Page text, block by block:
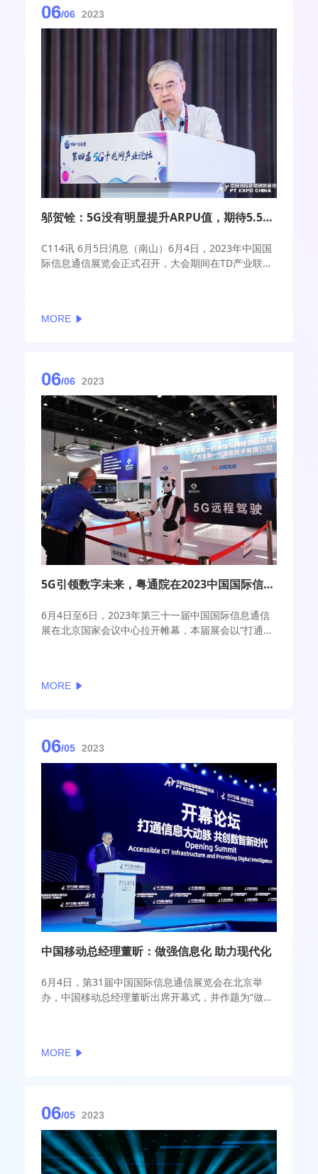
06/06 2023
邬贺铨：5G没有明显提升ARPU值，期待5.5G破局
C114讯 6月5日消息（南山）6月4日，2023年中国国
际信息通信展览会正式召开，大会期间在TD产业联盟
宽带速率位居全球第一。
MORE
06/06 2023
5G引领数字未来，粤通院在2023中国国际信息通信展全方位展示多项最新科研成果
6月4日至6日，2023年第三十一届中国国际信息通信
展在北京国家会议中心拉开帷幕，本届展会以“打通信
卫星通信等领域的最新科研成果参加展览会，全方位
MORE
06/05 2023
中国移动总经理董昕：做强信息化 助力现代化
6月4日，第31届中国国际信息通信展览会在北京举
办，中国移动总经理董昕出席开幕式，并作题为“做强
MORE
06/05 2023